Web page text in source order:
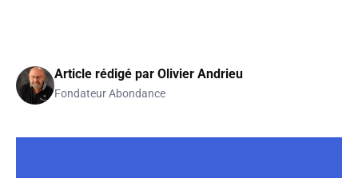
Article rédigé par Olivier Andrieu
Fondateur Abondance